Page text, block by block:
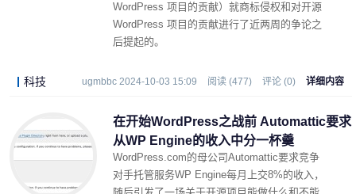
WordPress 项目的贡献）就商标侵权和对开源
WordPress 项目的贡献进行了近两周的争论之
后提起的。
科技 ugmbbc 2024-10-03 15:09 阅读 (477) 评论 (0) 详细内容
在开始WordPress之战前 Automattic要求
从WP Engine的收入中分一杯羹
WordPress.com的母公司Automattic要求竞争
对手托管服务WP Engine每月上交8%的收入，